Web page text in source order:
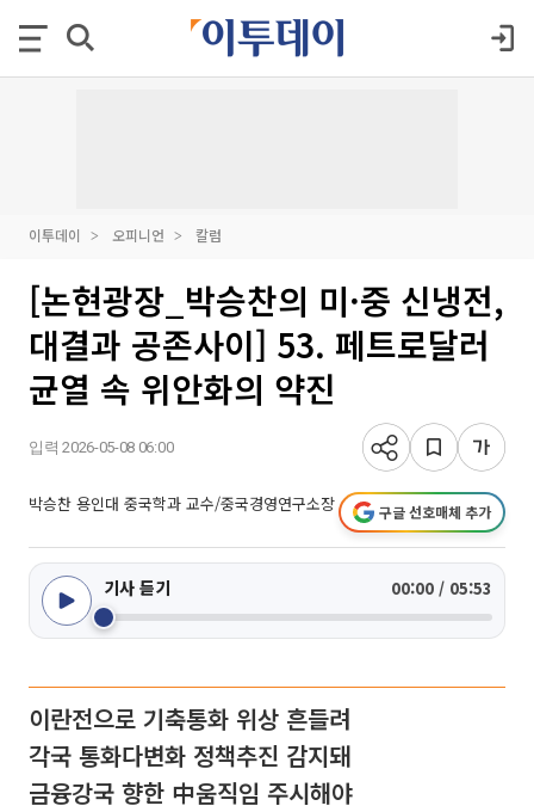
이투데이 오피니언 칼럼
[논현광장_박승찬의 미·중 신냉전,
대결과 공존사이] 53. 페트로달러
균열 속 위안화의 약진
입력 2026-05-08 06:00
박승찬 용인대 중국학과 교수/중국경영연구소장 구글 선호매체 추가
기사 듣기 00:00 / 05:53
이란전으로 기축통화 위상 흔들려
각국 통화다변화 정책추진 감지돼
금융강국 향한 中움직임 주시해야